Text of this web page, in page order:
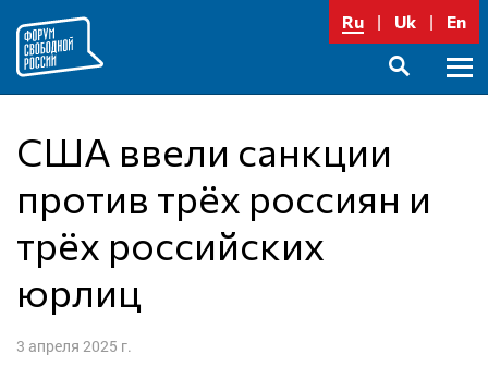
содержимому
Ru Uk En
США ввели санкции
против трёх россиян и
трёх российских
юрлиц
3 апреля 2025 г.